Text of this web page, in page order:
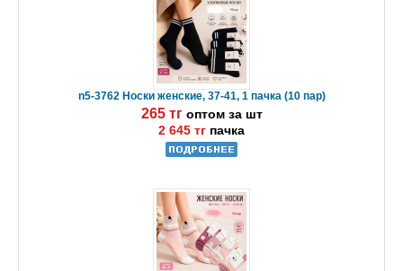
n5-3762 Носки женские, 37-41, 1 пачка (10 пар)
265 тг оптом за шт
2 645 тг пачка